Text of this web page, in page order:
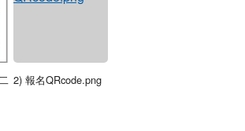
2) 報名QRcode.png